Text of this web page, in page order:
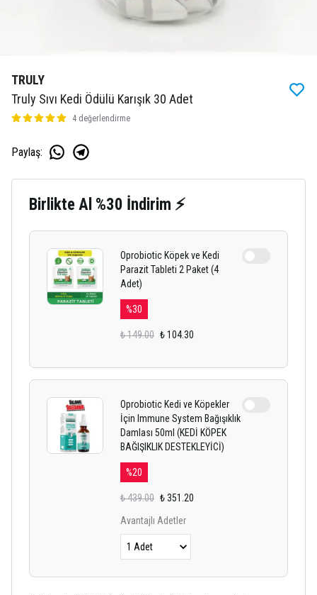
TRULY
Truly Sıvı Kedi Ödülü Karışık 30 Adet
4 değerlendirme
Paylaş:
Birlikte Al %30 İndirim ⚡
Oprobiotic Köpek ve Kedi
Parazit Tableti 2 Paket (4
Adet)
%30
₺ 149.00 ₺ 104.30
Oprobiotic Kedi ve Köpekler
İçin Immune System Bağışıklık
Damlası 50ml (KEDİ KÖPEK
BAĞIŞIKLIK DESTEKLEYİCİ)
%20
₺ 439.00 ₺ 351.20
Avantajlı Adetler